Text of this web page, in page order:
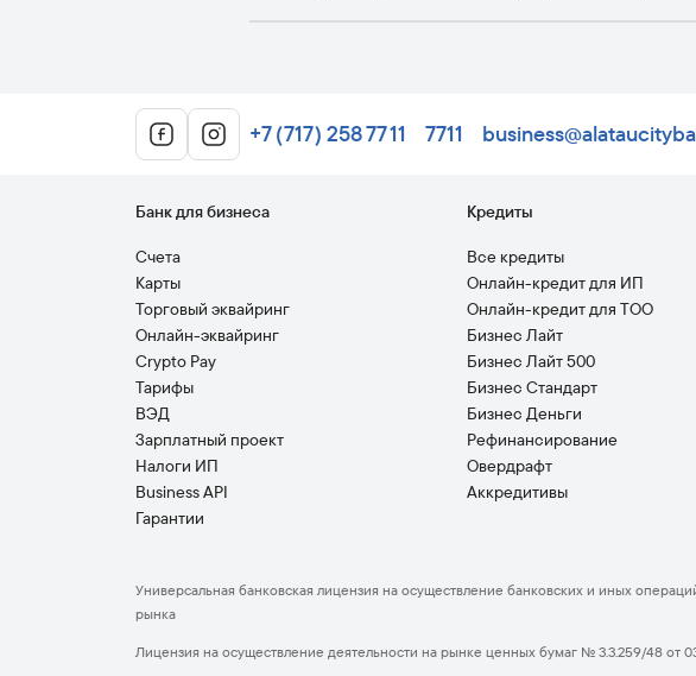
+7 (717) 258 77 11 7711
Банк для бизнеса
Счета
Карты
Торговый эквайринг
Онлайн-эквайринг
Crypto Pay
Тарифы
ВЭД
Зарплатный проект
Налоги ИП
Business API
Гарантии
Кредиты
Все кредиты
Онлайн-кредит для ИП
Онлайн-кредит для ТОО
Бизнес Лайт
Бизнес Лайт 500
Бизнес Стандарт
Бизнес Деньги
Рефинансирование
Овердрафт
Аккредитивы
Универсальная банковская лицензия на осуществление банковских и иных
рынка
Лицензия на осуществление деятельности на рынке ценных бумаг № 3.3.259/48 от